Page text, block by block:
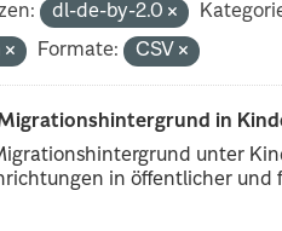
dl-de-by-2.0
Formate: CSV
in
unter
in öffentlicher und